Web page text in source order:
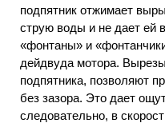
подпятник отжимает
струю воды и не дает ей
«фонтаны» и
дейдвуда мотора.
подпятника, позволяют
без зазора. Это дает
следовательно, в